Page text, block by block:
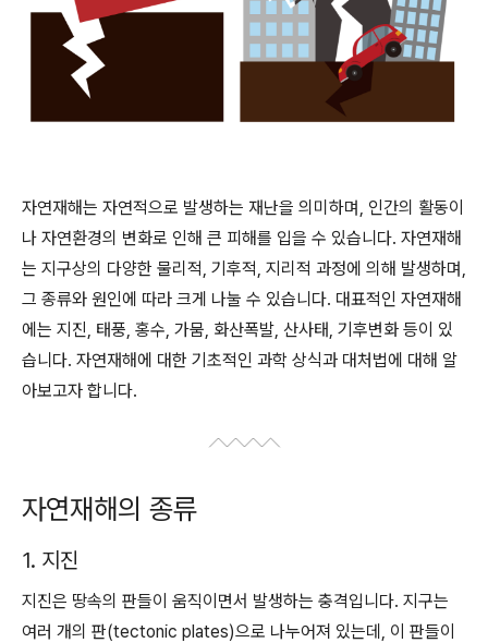
자연재해는 자연적으로 발생하는 재난을 의미하며, 인간의 활동이
나 자연환경의 변화로 인해 큰 피해를 입을 수 있습니다. 자연재해
는 지구상의 다양한 물리적, 기후적, 지리적 과정에 의해 발생하며,
그 종류와 원인에 따라 크게 나눌 수 있습니다. 대표적인 자연재해
에는 지진, 태풍, 홍수, 가뭄, 화산폭발, 산사태, 기후변화 등이 있
습니다. 자연재해에 대한 기초적인 과학 상식과 대처법에 대해 알
아보고자 합니다.
자연재해의 종류
1. 지진
지진은 땅속의 판들이 움직이면서 발생하는 충격입니다. 지구는
여러 개의 판(tectonic plates)으로 나누어져 있는데, 이 판들이